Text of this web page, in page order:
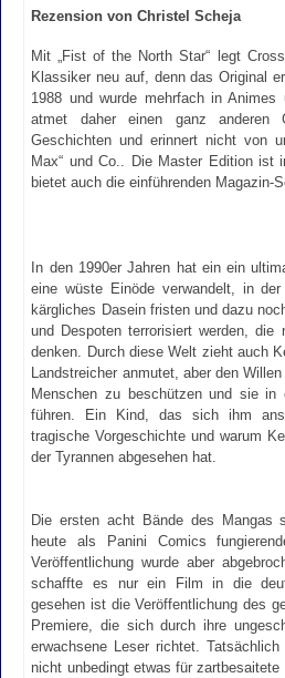
Rezension von Christel Scheja
Mit „Fist of the North Star“ legt
Klassiker neu auf, denn das Original
1988 und wurde mehrfach in
atmet daher einen ganz anderen
Geschichten und erinnert nicht von
Max“ und Co.. Die Master Edition ist
bietet auch die einführenden Magazin-
In den 1990er Jahren hat ein ein
eine wüste Einöde verwandelt, in
kärgliches Dasein fristen und dazu
und Despoten terrorisiert werden, die
denken. Durch diese Welt zieht auch
Landstreicher anmutet, aber den
Menschen zu beschützen und sie in
führen. Ein Kind, das sich ihm
tragische Vorgeschichte und warum
der Tyrannen abgesehen hat.
Die ersten acht Bände des Mangas
heute als Panini Comics
Veröffentlichung wurde aber
schaffte es nur ein Film in die
gesehen ist die Veröffentlichung des
Premiere, die sich durch ihre
erwachsene Leser richtet.
nicht unbedingt etwas für